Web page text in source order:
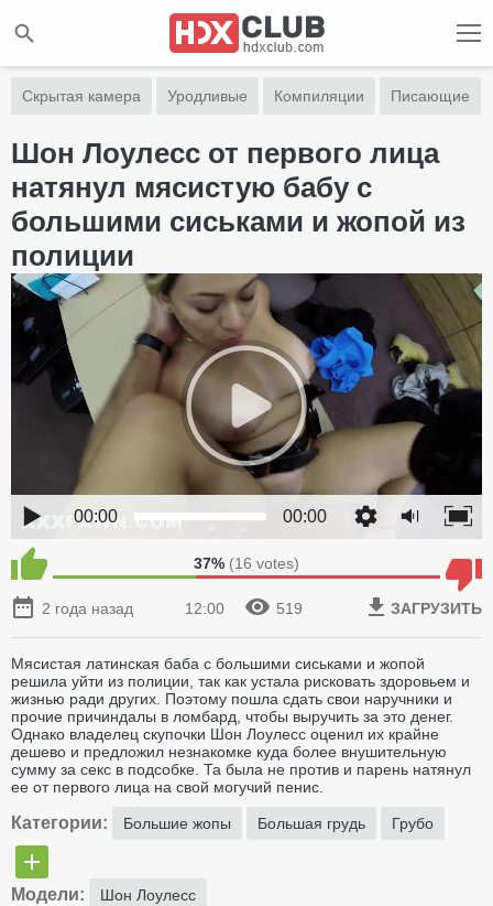
Скрытая камера Уродливые Компиляции Писающие
Шон Лоулесс от первого лица
натянул мясистую бабу с
большими сиськами и жопой из
полиции
00:00 00:00
37% (16 votes)
2 года назад 12:00 519 ЗАГРУЗИТЬ
Мясистая латинская баба с большими сиськами и жопой
решила уйти из полиции, так как устала рисковать здоровьем и
жизнью ради других. Поэтому пошла сдать свои наручники и
прочие причиндалы в ломбард, чтобы выручить за это денег.
Однако владелец скупочки Шон Лоулесс оценил их крайне
дешево и предложил незнакомке куда более внушительную
сумму за секс в подсобке. Та была не против и парень натянул
ее от первого лица на свой могучий пенис.
Категории: Большие жопы Большая грудь Грубо
Модели: Шон Лоулесс